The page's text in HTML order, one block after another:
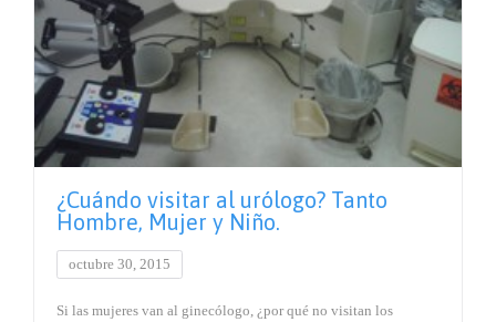
¿Cuándo visitar al urólogo? Tanto
Hombre, Mujer y Niño.
octubre 30, 2015
Si las mujeres van al ginecólogo, ¿por qué no visitan los